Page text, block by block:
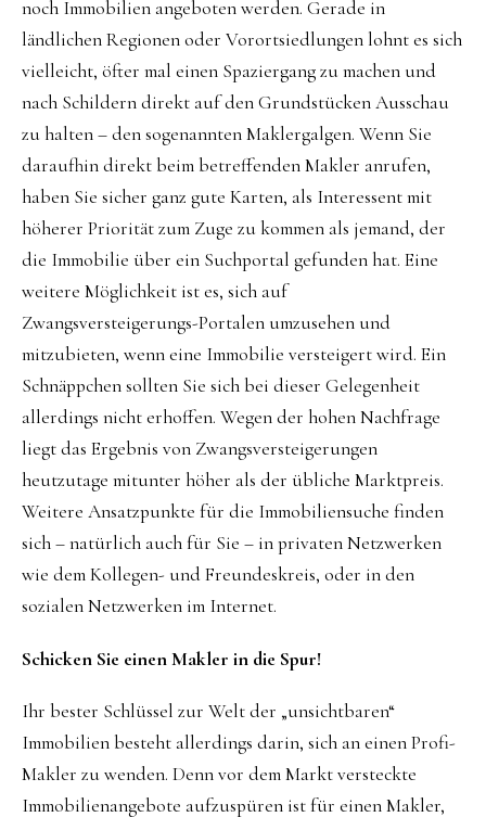
noch Immobilien angeboten werden. Gerade in
ländlichen Regionen oder Vorortsiedlungen lohnt es sich
vielleicht, öfter mal einen Spaziergang zu machen und
nach Schildern direkt auf den Grundstücken Ausschau
zu halten – den sogenannten Maklergalgen. Wenn Sie
daraufhin direkt beim betreffenden Makler anrufen,
haben Sie sicher ganz gute Karten, als Interessent mit
höherer Priorität zum Zuge zu kommen als jemand, der
die Immobilie über ein Suchportal gefunden hat. Eine
weitere Möglichkeit ist es, sich auf
Zwangsversteigerungs-Portalen umzusehen und
mitzubieten, wenn eine Immobilie versteigert wird. Ein
Schnäppchen sollten Sie sich bei dieser Gelegenheit
allerdings nicht erhoffen. Wegen der hohen Nachfrage
liegt das Ergebnis von Zwangsversteigerungen
heutzutage mitunter höher als der übliche Marktpreis.
Weitere Ansatzpunkte für die Immobiliensuche finden
sich – natürlich auch für Sie – in privaten Netzwerken
wie dem Kollegen- und Freundeskreis, oder in den
sozialen Netzwerken im Internet.
Schicken Sie einen Makler in die Spur!
Ihr bester Schlüssel zur Welt der „unsichtbaren“
Immobilien besteht allerdings darin, sich an einen Profi-
Makler zu wenden. Denn vor dem Markt versteckte
Immobilienangebote aufzuspüren ist für einen Makler,